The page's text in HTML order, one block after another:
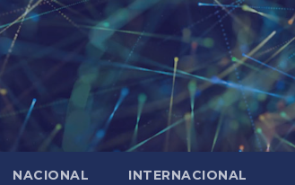
NACIONAL INTERNACIONAL